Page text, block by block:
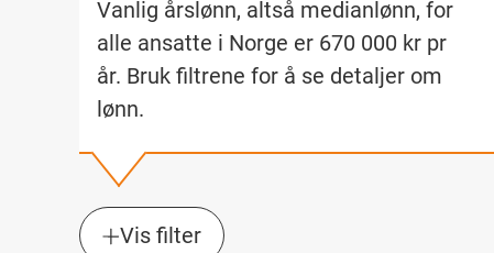
Vanlig årslønn, altså medianlønn, for
alle ansatte i Norge er 670 000 kr pr
år. Bruk filtrene for å se detaljer om
lønn.
Vis filter